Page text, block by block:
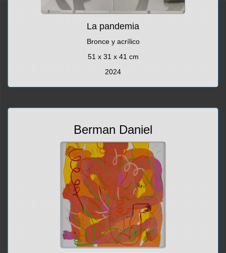
La pandemia
Bronce y acrílico
51 x 31 x 41 cm
2024
Berman Daniel